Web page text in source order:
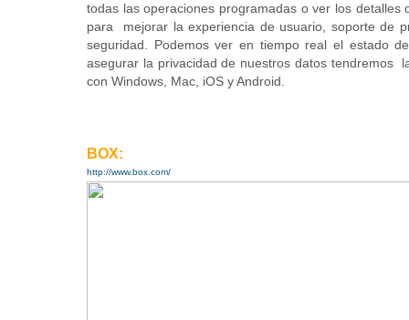
todas las operaciones programadas o ver los
para mejorar la experiencia de usuario, soporte de
seguridad. Podemos ver en tiempo real el estado
asegurar la privacidad de nuestros datos tendremos
con Windows, Mac, iOS y Android.
BOX:
http://www.box.com/